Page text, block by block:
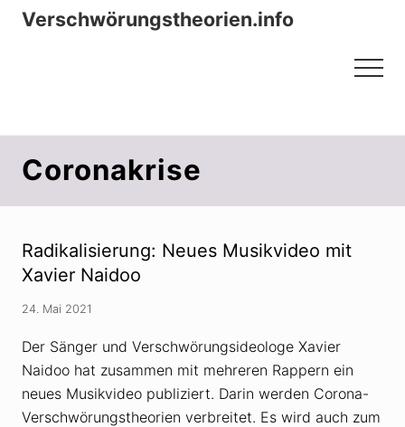
Menu
Zum
ZurVerschwörungstheorien.info
Menu
Coronakrise
Radikalisierung: Neues Musikvideo mit
Xavier Naidoo
24. Mai 2021
Der Sänger und Verschwörungsideologe Xavier
Naidoo hat zusammen mit mehreren Rappern ein
neues Musikvideo publiziert. Darin werden Corona-
Verschwörungstheorien verbreitet. Es wird auch zum